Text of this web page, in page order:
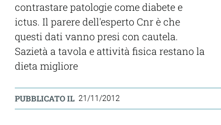
contrastare patologie come diabete e
ictus. Il parere dell'esperto Cnr è che
questi dati vanno presi con cautela.
Sazietà a tavola e attività fisica restano la
dieta migliore
PUBBLICATO IL 21/11/2012